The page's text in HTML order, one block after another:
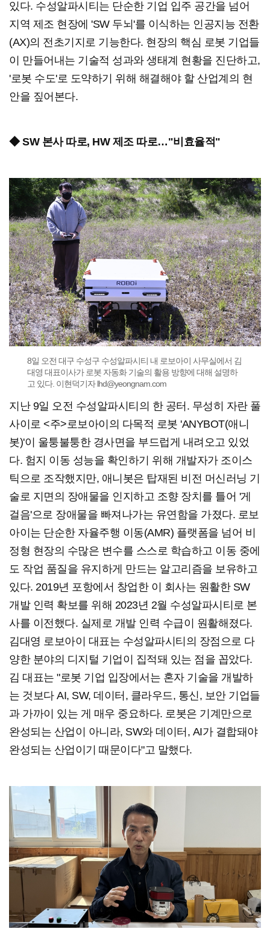
있다. 수성알파시티는 단순한 기업 입주 공간을 넘어
지역 제조 현장에 'SW 두뇌'를 이식하는 인공지능 전환
(AX)의 전초기지로 기능한다. 현장의 핵심 로봇 기업들
이 만들어내는 기술적 성과와 생태계 현황을 진단하고,
'로봇 수도'로 도약하기 위해 해결해야 할 산업계의 현
안을 짚어본다.
◆ SW 본사 따로, HW 제조 따로…"비효율적"
8일 오전 대구 수성구 수성알파시티 내 로보아이 사무실에서 김
대영 대표이사가 로봇 자동화 기술의 활용 방향에 대해 설명하
고 있다. 이현덕기자 lhd@yeongnam.com
지난 9일 오전 수성알파시티의 한 공터. 무성히 자란 풀
사이로 <주>로보아이의 다목적 로봇 'ANYBOT(애니
봇)'이 울퉁불퉁한 경사면을 부드럽게 내려오고 있었
다. 험지 이동 성능을 확인하기 위해 개발자가 조이스
틱으로 조작했지만, 애니봇은 탑재된 비전 머신러닝 기
술로 지면의 장애물을 인지하고 조향 장치를 틀어 '게
걸음'으로 장애물을 빠져나가는 유연함을 가졌다. 로보
아이는 단순한 자율주행 이동(AMR) 플랫폼을 넘어 비
정형 현장의 수많은 변수를 스스로 학습하고 이동 중에
도 작업 품질을 유지하게 만드는 알고리즘을 보유하고
있다. 2019년 포항에서 창업한 이 회사는 원활한 SW
개발 인력 확보를 위해 2023년 2월 수성알파시티로 본
사를 이전했다. 실제로 개발 인력 수급이 원활해졌다.
김대영 로보아이 대표는 수성알파시티의 장점으로 다
양한 분야의 디지털 기업이 집적돼 있는 점을 꼽았다.
김 대표는 "로봇 기업 입장에서는 혼자 기술을 개발하
는 것보다 AI, SW, 데이터, 클라우드, 통신, 보안 기업들
과 가까이 있는 게 매우 중요하다. 로봇은 기계만으로
완성되는 산업이 아니라, SW와 데이터, AI가 결합돼야
완성되는 산업이기 때문이다"고 말했다.